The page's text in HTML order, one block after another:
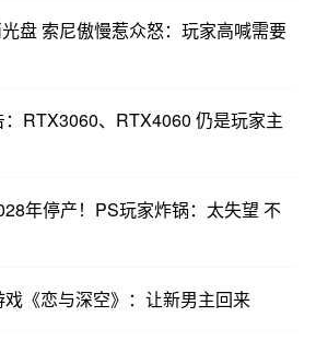
盘 索尼傲慢惹众怒：玩家高喊需要
RTX3060、RTX4060 仍是玩家主
年停产！PS玩家炸锅：太失望 不
《恋与深空》：让新男主回来